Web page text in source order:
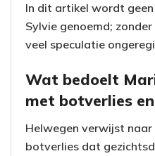
In dit artikel wordt
Sylvie genoemd;
veel speculatie
Wat bedoelt
met botverlies
Helwegen verwijst
botverlies dat